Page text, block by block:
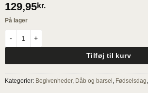
129,95kr.
På lager
Tilføj til kurv
Kategorier: Begivenheder, Dåb og barsel Fødselsdag